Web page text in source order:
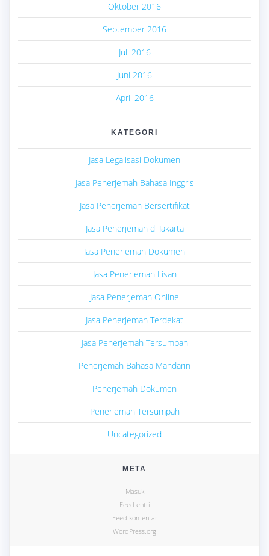
Oktober 2016
September 2016
Juli 2016
Juni 2016
April 2016
KATEGORI
Jasa Legalisasi Dokumen
Jasa Penerjemah Bahasa Inggris
Jasa Penerjemah Bersertifikat
Jasa Penerjemah di Jakarta
Jasa Penerjemah Dokumen
Jasa Penerjemah Lisan
Jasa Penerjemah Online
Jasa Penerjemah Terdekat
Jasa Penerjemah Tersumpah
Penerjemah Bahasa Mandarin
Penerjemah Dokumen
Penerjemah Tersumpah
Uncategorized
META
Masuk
Feed entri
Feed komentar
WordPress.org